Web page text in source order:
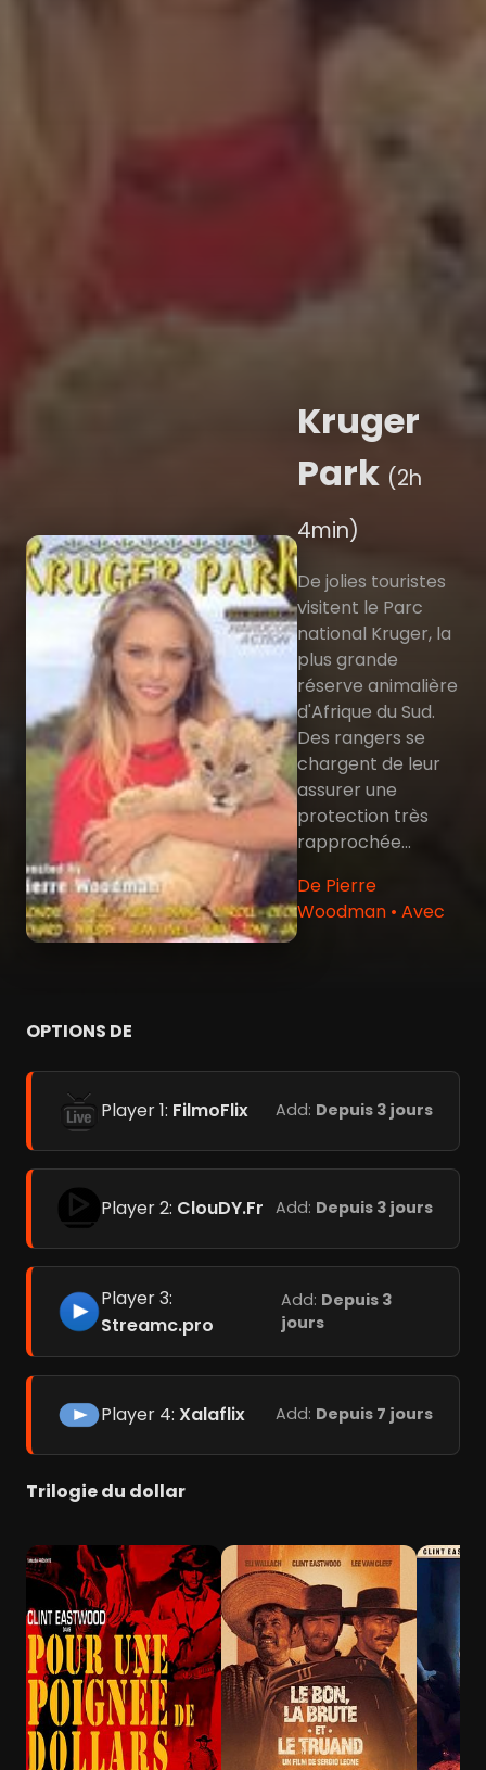
Kruger
Park (2h
4min)
De jolies touristes
visitent le Parc
national Kruger, la
plus grande
réserve animalière
d'Afrique du Sud.
Des rangers se
chargent de leur
assurer une
protection très
rapprochée...
De Pierre
Woodman • Avec
OPTIONS DE
Player 1: FilmoFlix Add: Depuis 3 jours
Player 2: ClouDY.Fr Add: Depuis 3 jours
Player 3:
Streamc.pro
Add: Depuis 3
jours
Player 4: Xalaflix Add: Depuis 7 jours
Trilogie du dollar